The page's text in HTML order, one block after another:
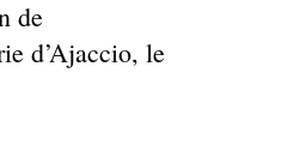
de
d’Ajaccio, le